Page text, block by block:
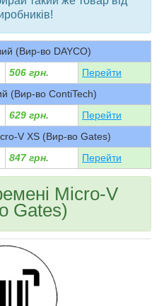
(Вир-во DAYCO)
506 грн.
Перейти
(Вир-во ContiTech)
629 грн.
Перейти
V XS (Вир-во Gates)
847 грн. Перейти
Micro-V
Gates)